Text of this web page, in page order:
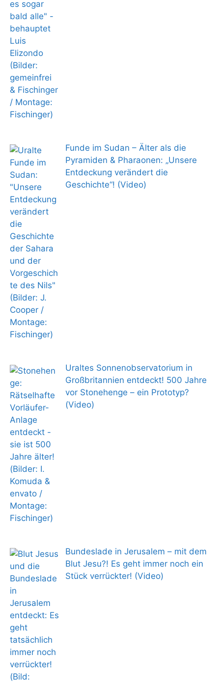
Funde im Sudan – Älter als die
Pyramiden & Pharaonen: „Unsere
Entdeckung verändert die
Geschichte“! (Video)
Uraltes Sonnenobservatorium in
Großbritannien entdeckt! 500 Jahre
vor Stonehenge – ein Prototyp?
(Video)
Bundeslade in Jerusalem – mit dem
Blut Jesu?! Es geht immer noch ein
Stück verrückter! (Video)